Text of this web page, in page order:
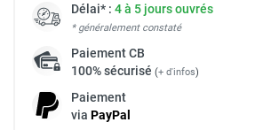
Délai* : 4 à 5 jours ouvrés
* généralement constaté
PaiementCB
100% sécurisé (+ d'infos)
Paiement
via PayPal